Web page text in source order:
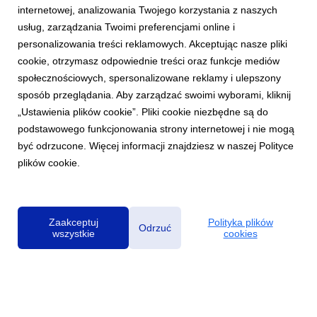
AKTUALNOŚCI
Archicom rozpoczyna sprzedaż Swobodna
Living we Wrocławiu. Nowa inwestycja
dopełni kwartał miejski przy ul. Swobodnej
14 lipca 2026
Archicom, ogólnopolski deweloper z Grupy Echo, rozpoczyna
sprzedaż inwestycji Swobodna Living we Wrocławiu. Obejmuje
274 mieszkania o powierzchni od 28 do 98 mkw. i powstanie
internetowej, analizowania Twojego korzystania z naszych
usług, zarządzania Twoimi preferencjami online i
personalizowania treści reklamowych. Akceptując nasze pliki
cookie, otrzymasz odpowiednie treści oraz funkcje mediów
społecznościowych, spersonalizowane reklamy i ulepszony
sposób przeglądania. Aby zarządzać swoimi wyborami, kliknij
„Ustawienia plików cookie”. Pliki cookie niezbędne są do
podstawowego funkcjonowania strony internetowej i nie mogą
być odrzucone. Więcej informacji znajdziesz w naszej Polityce
plików cookie.
Zaakceptuj
wszystkie
Odrzuć
Polityka plików
cookies